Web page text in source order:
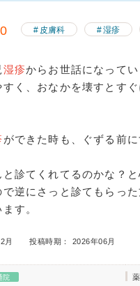
皮膚科 湿疹
湿疹からお世話になってい
く、おなかを壊すとす
ができた時も、ぐずる前
診てくれてるのかな？
逆にさっと診てもらっ
す。
月 投稿時期： 2026年06月
院